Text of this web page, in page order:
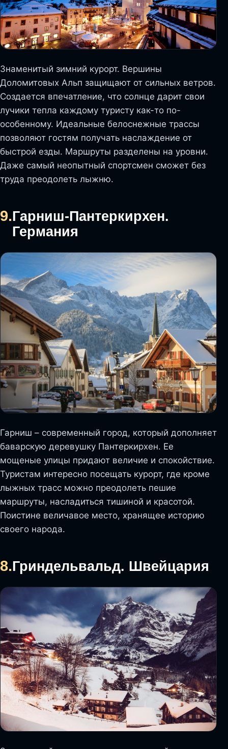
Знаменитый зимний курорт. Вершины
Доломитовых Альп защищают от сильных ветров.
Создается впечатление, что солнце дарит свои
лучики тепла каждому туристу как-то по-
особенному. Идеальные белоснежные трассы
позволяют гостям получать наслаждение от
быстрой езды. Маршруты разделены на уровни.
Даже самый неопытный спортсмен сможет без
труда преодолеть лыжню.
9.Гарниш-Пантеркирхен.
Германия
Гарниш – современный город, который дополняет
баварскую деревушку Пантеркирхен. Ее
мощеные улицы придают величие и спокойствие.
Туристам интересно посещать курорт, где кроме
лыжных трасс можно преодолеть пешие
маршруты, насладиться тишиной и красотой.
Поистине величавое место, хранящее историю
своего народа.
8.Гриндельвальд. Швейцария